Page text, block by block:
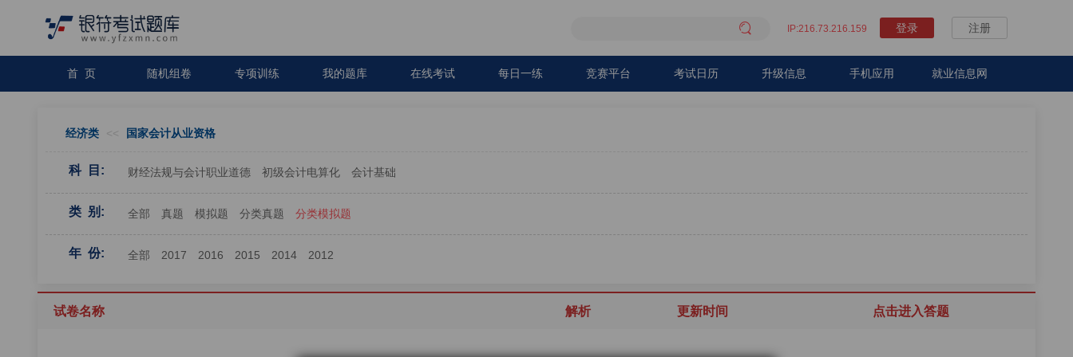
IP:216.73.216.159 登录 注册

首 页 随机组卷 专项训练 我的题库 在线考试 每日一练 竞赛平台 考试日历 升级信息 手机应用 就业信息网
经济类 << 国家会计从业资格
科 目: 财经法规与会计职业道德 初级会计电算化 会计基础
类 别: 全部 真题 模拟题 分类真题 分类模拟题
年 份: 全部 2017 2016 2015 2014 2012
试卷名称 解析 更新时间 点击进入答题